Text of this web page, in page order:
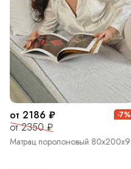
от 2186 ₽
от 2350 ₽
-7%
Матрац поролоновый 80х200х9